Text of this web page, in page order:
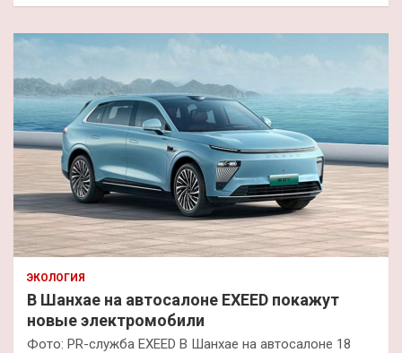
ЭКОЛОГИЯ
В Шанхае на автосалоне EXEED покажут
новые электромобили
Фото: PR-служба EXEED В Шанхае на автосалоне 18